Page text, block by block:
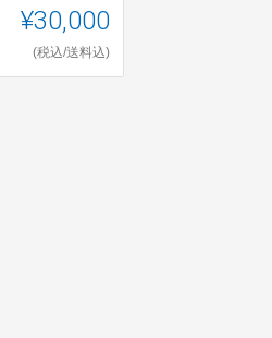
¥30,000
(税込/送料込)